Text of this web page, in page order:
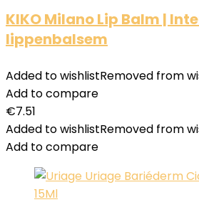
KIKO Milano Lip Balm |
lippenbalsem
Added to wishlistRemoved from
Add to compare
€7.51
Added to wishlistRemoved from
Add to compare